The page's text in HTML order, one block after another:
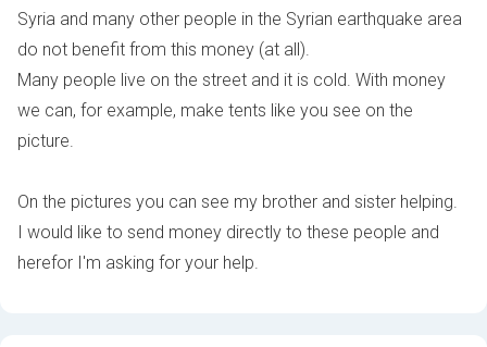
Syria and many other people in the Syrian earthquake area
do not benefit from this money (at all).
Many people live on the street and it is cold. With money
we can, for example, make tents like you see on the
picture.
On the pictures you can see my brother and sister helping.
I would like to send money directly to these people and
herefor I'm asking for your help.